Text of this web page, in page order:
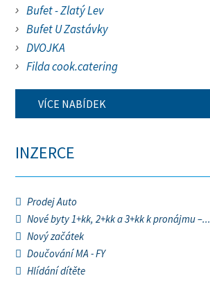
Bufet - Zlatý Lev
Bufet U Zastávky
DVOJKA
Filda cook.catering
VÍCE NABÍDEK
INZERCE
Prodej Auto
Nové byty 1+kk, 2+kk a 3+kk k pronájmu –...
Nový začátek
Doučování MA - FY
Hlídání dítěte